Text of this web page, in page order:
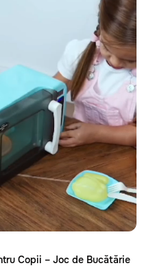
Copii – Joc de Bucătărie